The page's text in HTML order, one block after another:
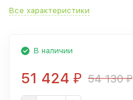
Все характеристики
В наличии
51 424 ₽ 54 130₽